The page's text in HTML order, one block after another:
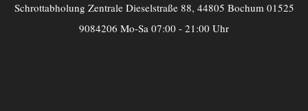
Schrottabholung Zentrale Dieselstraße 88, 44805 Bochum 01525
9084206 Mo-Sa 07:00 - 21:00 Uhr